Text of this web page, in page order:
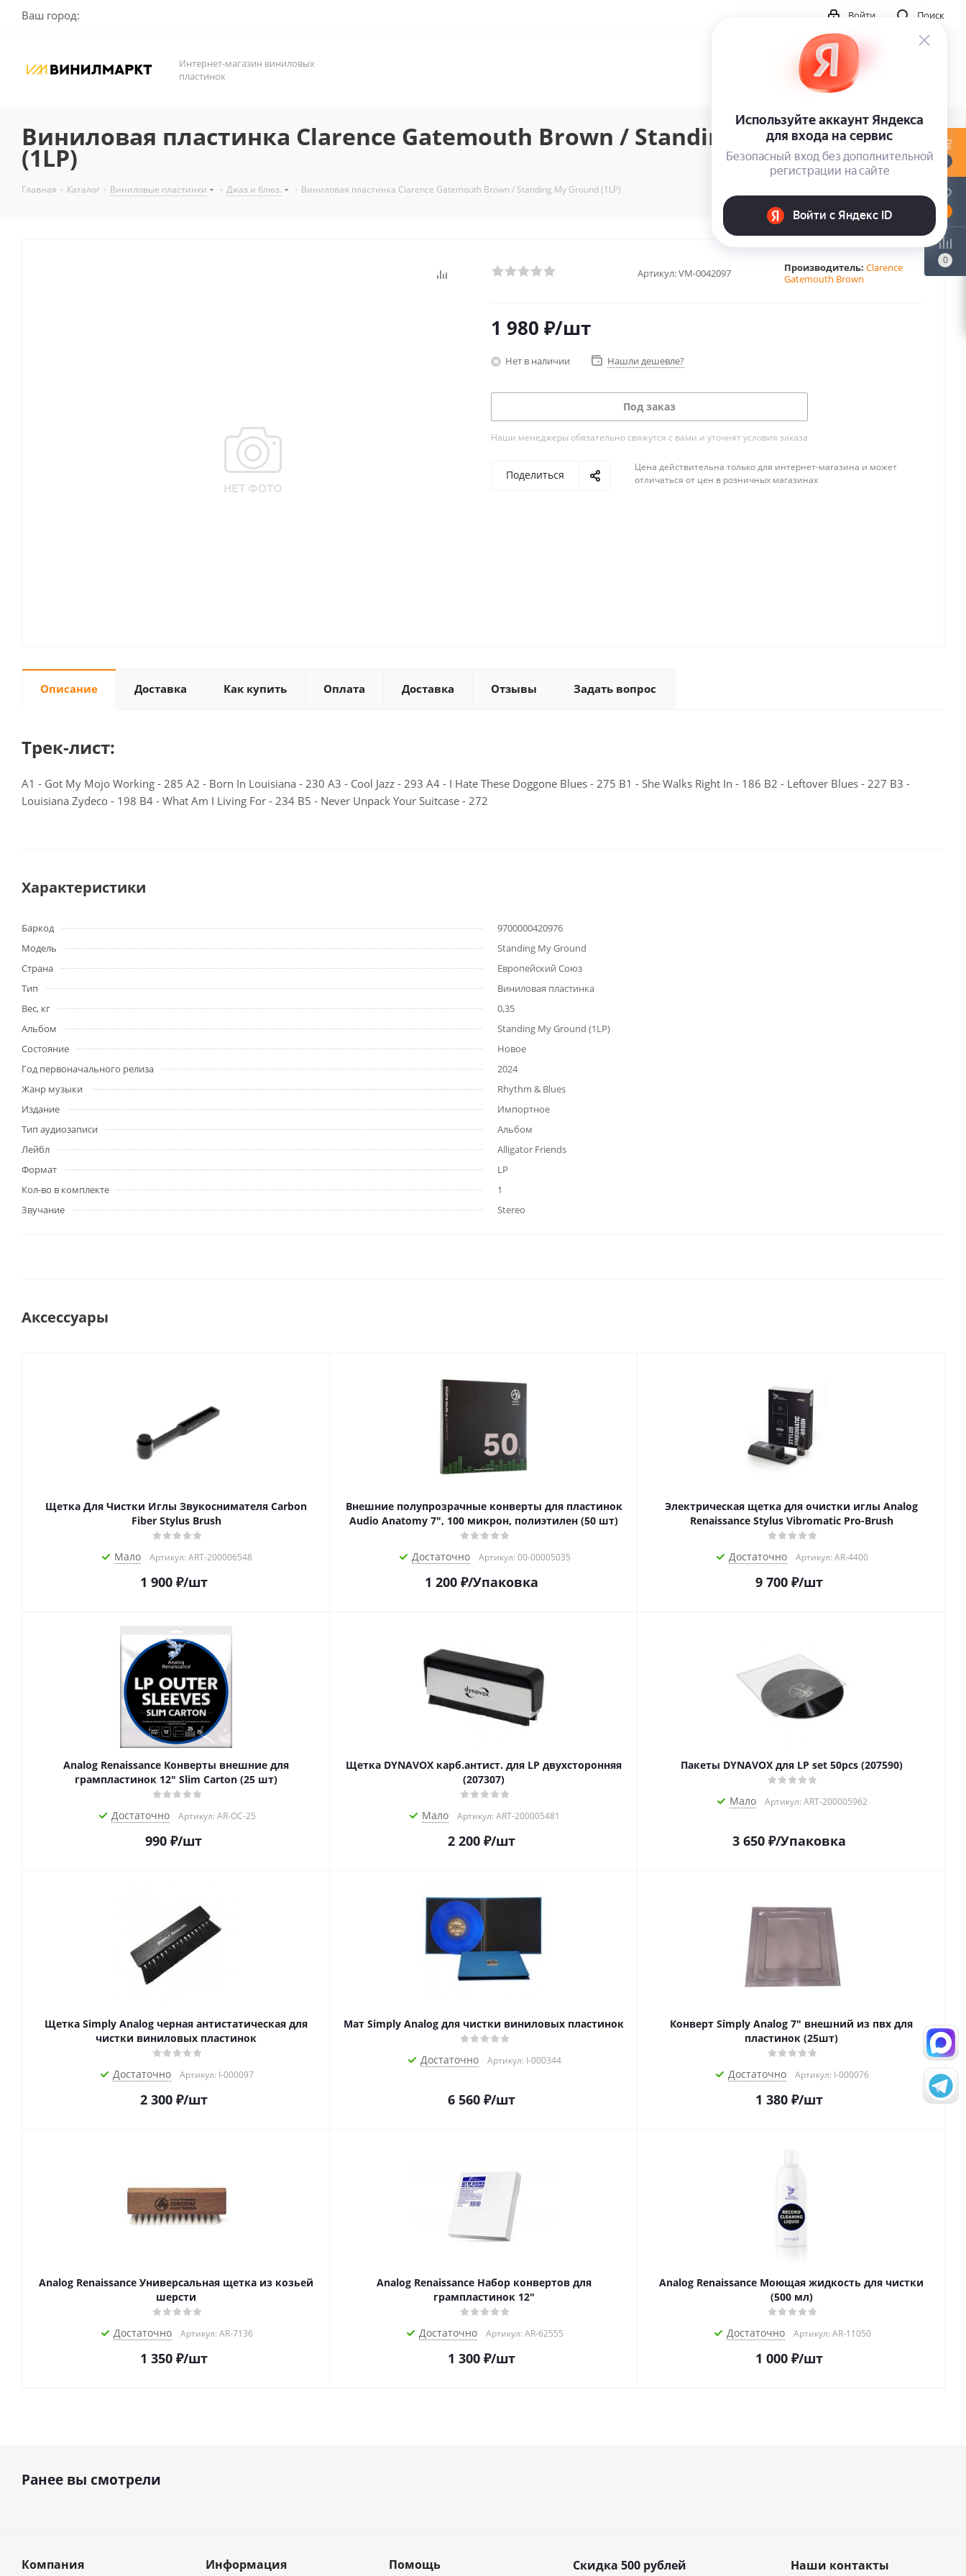
Ваш город: Поиск
Войти
Интернет-магазин виниловых
пластинок
Виниловая пластинка Clarence Gatemouth Brown / Standing My Ground
(1LP)
Главная - Каталог - Виниловые пластинки - Джаз и блюз. - Виниловая пластинка Clarence Gatemouth Brown / Standing My Ground (1LP)
Артикул:VM-0042097 Производитель: Clarence
Gatemouth Brown
1 980 ₽/шт
Нет в наличии Нашли дешевле?
Под заказ
Наши менеджеры обязательно свяжутся с вами и уточнят условия заказа
Поделиться
Цена действительна только для интернет-магазина и может
отличаться от цен в розничных магазинах
Описание Доставка Как купить Оплата Доставка Отзывы Задать вопрос
Трек-лист:
A1 - Got My Mojo Working - 285 A2 - Born In Louisiana - 230 A3 - Cool Jazz - 293 A4 - I Hate These Doggone Blues - 275 B1 - She Walks Right In - 186 B2 - Leftover Blues - 227 B3 -
Louisiana Zydeco - 198 B4 - What Am I Living For - 234 B5 - Never Unpack Your Suitcase - 272
Характеристики
Баркод
9700000420976
Модель
Standing My Ground
Страна
Европейский Союз
Тип
Виниловая пластинка
Вес, кг
0,35
Альбом
Standing My Ground (1LP)
Состояние
Новое
Год первоначального релиза
2024
Жанр музыки
Rhythm & Blues
Издание
Импортное
Тип аудиозаписи
Альбом
Лейбл
Alligator Friends
Формат
LP
Кол-во в комплекте
1
Звучание
Stereo
Аксессуары
Щетка Для Чистки Иглы Звукоснимателя Carbon
Fiber Stylus Brush
Мало Артикул: ART-200006548
1 900₽/шт
Внешние полупрозрачные конверты для пластинок
Audio Anatomy 7", 100 микрон, полиэтилен (50 шт)
Достаточно Артикул: 00-00005035
1 200₽/Упаковка
Электрическая щетка для очистки иглы Analog
Renaissance Stylus Vibromatic Pro-Brush
Достаточно Артикул: AR-4400
9 700₽/шт
Analog Renaissance Конверты внешние для
грампластинок 12" Slim Carton (25 шт)
Достаточно Артикул: AR-OC-25
990 ₽/шт
Щетка DYNAVOX карб.антист. для LP двухсторонняя
(207307)
Мало Артикул: ART-200005481
2 200₽/шт
Пакеты DYNAVOX для LP set 50pcs (207590)
Мало Артикул: ART-200005962
3 650₽/Упаковка
Щетка Simply Analog черная антистатическая для
чистки виниловых пластинок
Достаточно Артикул: I-000097
2 300₽/шт
Мат Simply Analog для чистки виниловых пластинок
Достаточно Артикул: I-000344
6 560₽/шт
Конверт Simply Analog 7" внешний из пвх для
пластинок (25шт)
Достаточно Артикул: I-000076
1 380₽/шт
Analog Renaissance Универсальная щетка из козьей
шерсти
Достаточно Артикул: AR-7136
1 350₽/шт
Analog Renaissance Набор конвертов для
грампластинок 12"
Достаточно Артикул: AR-62555
1 300₽/шт
Analog Renaissance Моющая жидкость для чистки
(500 мл)
Достаточно Артикул: AR-11050
1 000₽/шт
Ранее вы смотрели
Компания Информация Помощь
Скидка 500 рублей
Наши контакты
0
0
0